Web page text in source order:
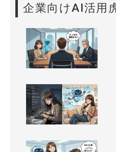
企業向けAI活用